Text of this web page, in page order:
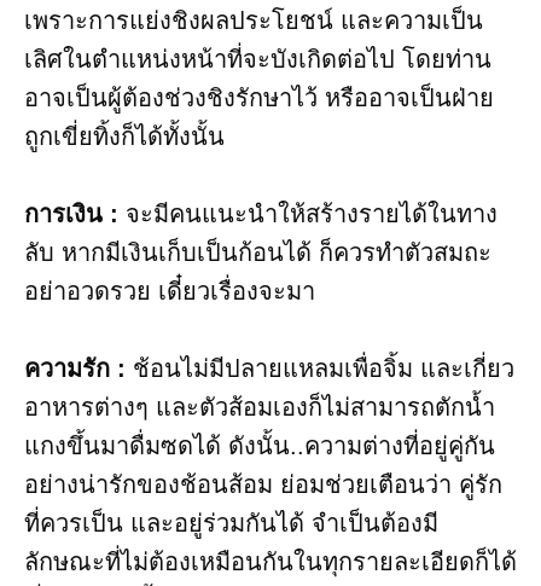
เพราะการแย่งชิงผลประโยชน์ และความเป็น
เลิศในตำแหน่งหน้าที่จะบังเกิดต่อไป โดยท่าน
อาจเป็นผู้ต้องช่วงชิงรักษาไว้ หรืออาจเป็นฝ่าย
ถูกเขี่ยทิ้งก็ได้ทั้งนั้น
การเงิน : จะมีคนแนะนำให้สร้างรายได้ในทาง
ลับ หากมีเงินเก็บเป็นก้อนได้ ก็ควรทำตัวสมถะ
อย่าอวดรวย เดี๋ยวเรื่องจะมา
ความรัก : ช้อนไม่มีปลายแหลมเพื่อจิ้ม และเกี่ยว
อาหารต่างๆ และตัวส้อมเองก็ไม่สามารถตักน้ำ
แกงขึ้นมาดื่มซดได้ ดังนั้น..ความต่างที่อยู่คู่กัน
อย่างน่ารักของช้อนส้อม ย่อมช่วยเตือนว่า คู่รัก
ที่ควรเป็น และอยู่ร่วมกันได้ จำเป็นต้องมี
ลักษณะที่ไม่ต้องเหมือนกันในทุกรายละเอียดก็ได้